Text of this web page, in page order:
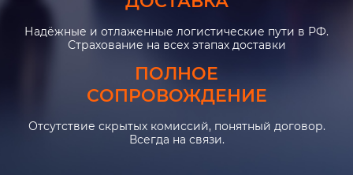
Надёжные и отлаженные логистические пути в РФ.
Страхование на всех этапах доставки
ПОЛНОЕ
СОПРОВОЖДЕНИЕ
Отсутствие скрытых комиссий, понятный договор.
Всегда на связи.